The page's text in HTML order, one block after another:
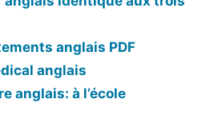
anglais PDF
anglais
anglais: à l’école